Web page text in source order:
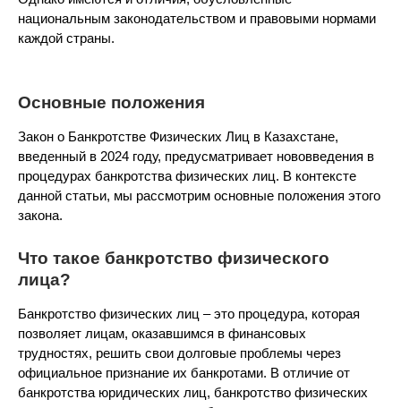
национальным законодательством и правовыми нормами
каждой страны.
Основные положения
Закон о Банкротстве Физических Лиц в Казахстане,
введенный в 2024 году, предусматривает нововведения в
процедурах банкротства физических лиц. В контексте
данной статьи, мы рассмотрим основные положения этого
закона.
Что такое банкротство физического
лица?
Банкротство физических лиц – это процедура, которая
позволяет лицам, оказавшимся в финансовых
трудностях, решить свои долговые проблемы через
официальное признание их банкротами. В отличие от
банкротства юридических лиц, банкротство физических